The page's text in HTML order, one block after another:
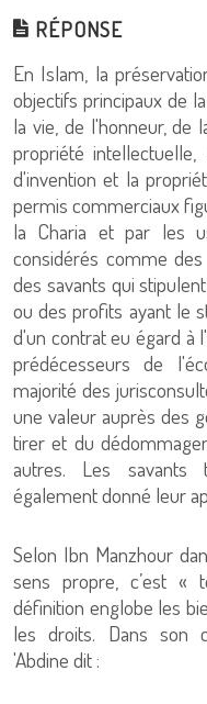
RÉPONSE
En Islam, la
objectifs principaux de
la vie, de l'honneur, de
propriété
d'invention et la
permis commerciaux
la Charia et par les
considérés comme
des savants qui
ou des profits ayant le
d'un contrat eu égard à
prédécesseurs de
majorité des
une valeur auprès des
tirer et du
autres. Les
également donné leur
Selon Ibn Manzhour
sens propre, c’est «
définition englobe les
les droits. Dans son
'Abdine dit :